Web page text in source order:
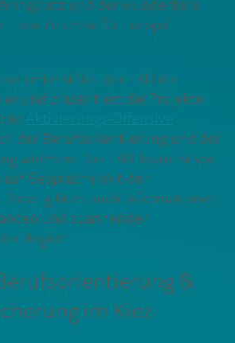
und der wunderbare
– ein Zeichen für Europa“
unterstützt der FKU die
und präsentiert die Projekte
der Berufsorientierung und der
widmen. Das FKU-Team ist vor
Gespräche mit den
gibt es auch Informationen
und spannenden
Region.
&
im Kiez